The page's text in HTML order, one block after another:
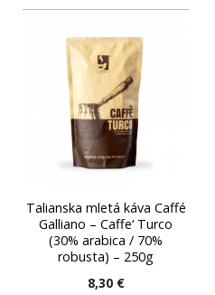
Talianska mletá káva Caffé
Galliano – Caffe‘ Turco
(30% arabica / 70%
robusta) – 250g
8,30 €